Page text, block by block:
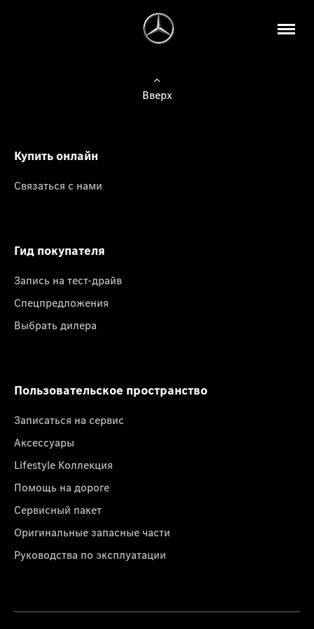
Вверх
Купить онлайн
Связаться с нами
Гид покупателя
Запись на тест-драйв
Спецпредложения
Выбрать дилера
Пользовательское пространство
Записаться на сервис
Аксессуары
Lifestyle Коллекция
Помощь на дороге
Сервисный пакет
Оригинальные запасные части
Руководства по эксплуатации